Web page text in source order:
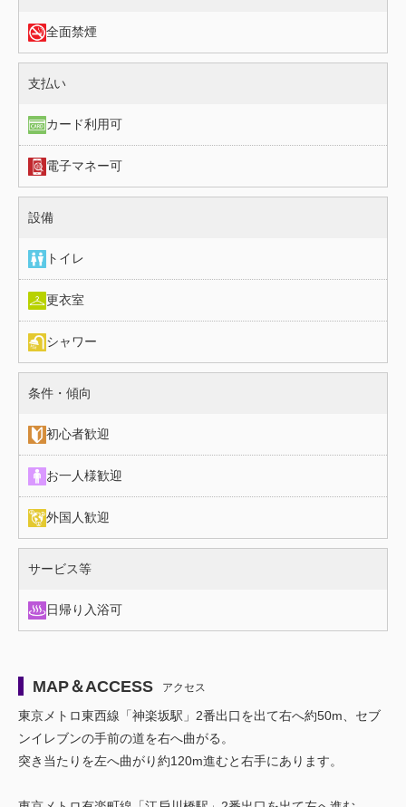
全面禁煙
施設情報（支払い）
支払い
カード利用可
電子マネー可
施設情報（設備）
設備
トイレ
更衣室
シャワー
施設情報（条件・傾向）
条件・傾向
初心者歓迎
お一人様歓迎
外国人歓迎
施設情報（サービス等）
サービス等
日帰り入浴可
MAP＆ACCESS アクセス
東京メトロ東⻄線「神楽坂駅」2番出⼝を出て右へ約50m、セブ
ンイレブンの⼿前の道を右へ曲がる。
突き当たりを左へ曲がり約120m進むと右⼿にあります。